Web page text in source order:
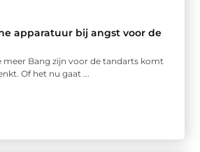
apparatuur bij angst voor de
meer Bang zijn voor de tandarts komt
Of het nu gaat ...